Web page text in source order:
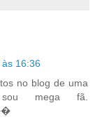
16:36
no blog de uma
mega fã.